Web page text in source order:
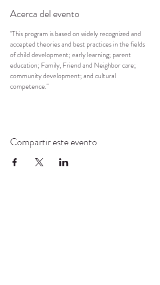
Acerca del evento
"This program is based on widely recognized and
accepted theories and best practices in the fields
of child development; early learning; parent
education; Family, Friend and Neighbor care;
community development; and cultural
competence."
Compartir este evento